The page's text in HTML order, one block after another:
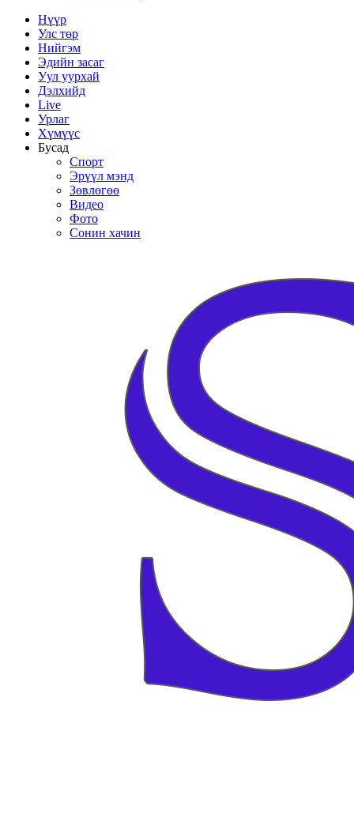
Нүүр
Улс төр
Нийгэм
Эдийн засаг
Уул уурхай
Дэлхийд
Live
Урлаг
Хүмүүс
Бусад
Спорт
Эрүүл мэнд
Зөвлөгөө
Видео
Фото
Сонин хачин